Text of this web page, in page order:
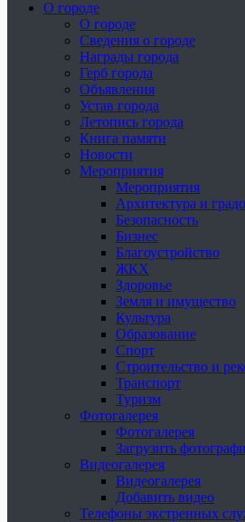
О городе
О городе
Сведения о городе
Награды города
Герб города
Объявления
Устав города
Летопись города
Книга памяти
Новости
Мероприятия
Мероприятия
Архитектура и
Безопасность
Бизнес
Благоустройство
ЖКХ
Здоровье
Земля и имущество
Культура
Образование
Спорт
Строительство и
Транспорт
Туризм
Фотогалерея
Фотогалерея
Загрузить
Видеогалерея
Видеогалерея
Добавить видео
Телефоны экстренных